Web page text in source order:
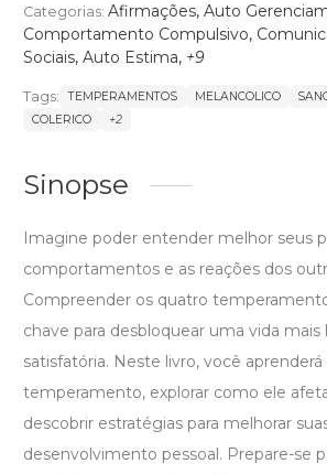
Categorias: Afirmações, Auto
Comportamento Compulsivo,
Sociais, Auto Estima, +9
Tags: TEMPERAMENTOS MELANCOLICO
COLERICO
+2
Sinopse
Imagine poder entender melhor seus
comportamentos e as reações dos
Compreender os quatro
chave para desbloquear uma vida mais
satisfatória. Neste livro, você
temperamento, explorar como ele
descobrir estratégias para melhorar
desenvolvimento pessoal. Prepare-se